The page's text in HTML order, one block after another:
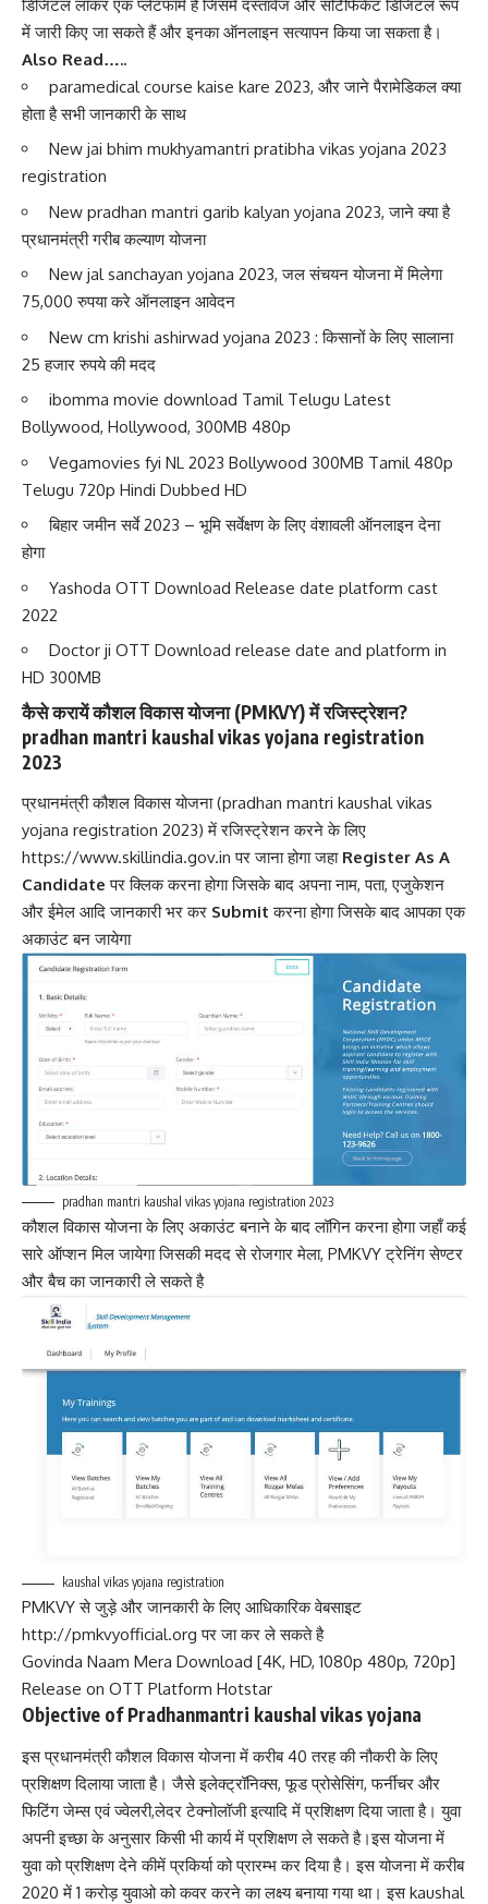
डिजिटल लॉकर एक प्लेटफॉर्म है जिसमें दस्तावेज और सर्टिफिकेट डिजिटल रूप
में जारी किए जा सकते हैं और इनका ऑनलाइन सत्यापन किया जा सकता है।
Also Read…..
paramedical course kaise kare 2023, और जाने पैरामेडिकल क्या
होता है सभी जानकारी के साथ
New jai bhim mukhyamantri pratibha vikas yojana 2023
registration
New pradhan mantri garib kalyan yojana 2023, जाने क्या है
प्रधानमंत्री गरीब कल्याण योजना
New jal sanchayan yojana 2023, जल संचयन योजना में मिलेगा
75,000 रुपया करे ऑनलाइन आवेदन
New cm krishi ashirwad yojana 2023 : किसानों के लिए सालाना
25 हजार रुपये की मदद
ibomma movie download Tamil Telugu Latest
Bollywood, Hollywood, 300MB 480p
Vegamovies fyi NL 2023 Bollywood 300MB Tamil 480p
Telugu 720p Hindi Dubbed HD
बिहार जमीन सर्वे 2023 – भूमि सर्वेक्षण के लिए वंशावली ऑनलाइन देना
होगा
Yashoda OTT Download Release date platform cast
2022
Doctor ji OTT Download release date and platform in
HD 300MB
कैसे करायें कौशल विकास योजना (PMKVY) में रजिस्ट्रेशन?
pradhan mantri kaushal vikas yojana registration
2023
प्रधानमंत्री कौशल विकास योजना (pradhan mantri kaushal vikas
yojana registration 2023) में रजिस्ट्रेशन करने के लिए
https://www.skillindia.gov.in पर जाना होगा जहा Register As A
Candidate पर क्लिक करना होगा जिसके बाद अपना नाम, पता, एजुकेशन
और ईमेल आदि जानकारी भर कर Submit करना होगा जिसके बाद आपका एक
अकाउंट बन जायेगा
pradhan mantri kaushal vikas yojana registration 2023
कौशल विकास योजना के लिए अकाउंट बनाने के बाद लॉगिन करना होगा जहाँ कई
सारे ऑप्शन मिल जायेगा जिसकी मदद से रोजगार मेला, PMKVY ट्रेनिंग सेण्टर
और बैच का जानकारी ले सकते है
kaushal vikas yojana registration
PMKVY से जुड़े और जानकारी के लिए आधिकारिक वेबसाइट
http://pmkvyofficial.org पर जा कर ले सकते है
Govinda Naam Mera Download [4K, HD, 1080p 480p, 720p]
Release on OTT Platform Hotstar
Objective of Pradhanmantri kaushal vikas yojana
इस प्रधानमंत्री कौशल विकास योजना में करीब 40 तरह की नौकरी के लिए
प्रशिक्षण दिलाया जाता है। जैसे इलेक्ट्रॉनिक्स, फूड प्रोसेसिंग, फर्नीचर और
फिटिंग जेम्स एवं ज्वेलरी,लेदर टेक्नोलॉजी इत्यादि में प्रशिक्षण दिया जाता है। युवा
अपनी इच्छा के अनुसार किसी भी कार्य में प्रशिक्षण ले सकते है।इस योजना में
युवा को प्रशिक्षण देने कीमें प्रकिर्या को प्रारम्भ कर दिया है। इस योजना में करीब
2020 में 1 करोड़ युवाओ को कवर करने का लक्ष्य बनाया गया था। इस kaushal